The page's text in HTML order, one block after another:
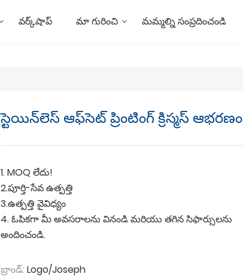
వర్క్‌షాప్ మా గురించి మమ్మల్ని సంప్రదించండి
స్టెయిన్‌లెస్ ఆఫ్‌సెట్ ప్రింటింగ్ క్రిస్మస్ ఆభరణం
1. MOQ లేదు!
2.పూర్తి-సేవ ఉత్పత్తి
3.ఉత్పత్తి వైవిధ్యం
4. ఓపికగా మీ అవసరాలను వినండి మరియు తగిన సిఫార్సులను
అందించండి.
బ్రాండ్: Logo/Joseph